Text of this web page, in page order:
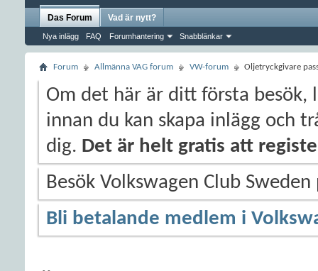
Das Forum
Nya inlägg FAQ Forumhantering Snabblänkar
Vad är nytt?
Forum Allmänna VAG forum VW-forum Oljetryckgivare
Om det här är ditt första besök,
innan du kan skapa inlägg och
dig. Det är helt gratis att
Besök Volkswagen Club
Bli betalande medlem i